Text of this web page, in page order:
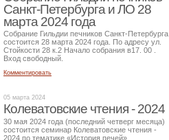
Санкт-Петербурга и ЛО 28
марта 2024 года
Собрание Гильдии печников Санкт-Петербурга
состоится 28 марта 2024 года. По адресу ул.
Стойкости 28 к.2 Начало собрания в17. 00 .
Вход свободный.
Комментировать
05 марта 2024
Колеватовские чтения - 2024
30 мая 2024 года (последний четверг месяца)
состоится семинар Колеватовские чтения -
2024 по тематике «История печей»